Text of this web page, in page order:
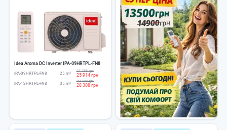
Idea Aroma DC Inverter IPA-09HRTPL-FN8
IPA-09HRTPL-FN8 25 m² 27 788 грн
25 914 грн
IPA-12HRTPL-FN8 35 m² 30 788 грн
28 308 грн